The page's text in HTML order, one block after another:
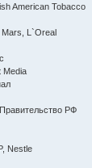
American Tobacco
Mars, L`Oreal
Media
РФ
Nestle